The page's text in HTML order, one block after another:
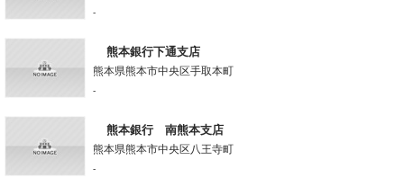
-
熊本銀行下通支店
熊本県熊本市中央区手取本町
-
熊本銀行 南熊本支店
熊本県熊本市中央区八王寺町
-